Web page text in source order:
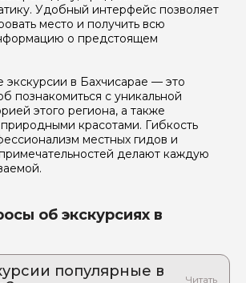
Удобный интерфейс позволяет
место и получить всю
о предстоящем
экскурсии в Бахчисарае — это
познакомиться с уникальной
этого региона, а также
природными красотами. Гибкость
местных гидов и
делают каждую
об экскурсиях в
популярные в